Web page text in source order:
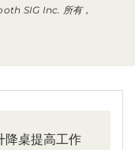
SIG Inc. 所有，
降桌提高工作